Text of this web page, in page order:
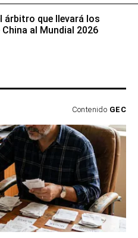
árbitro que llevará los
al Mundial 2026
Contenido GEC